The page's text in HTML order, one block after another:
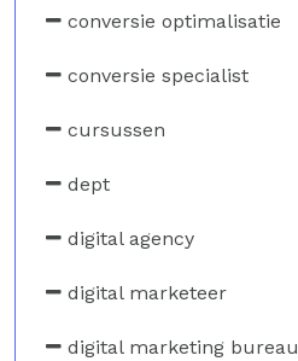
conversie optimalisatie
conversie specialist
cursussen
dept
digital agency
digital marketeer
digital marketing bureau